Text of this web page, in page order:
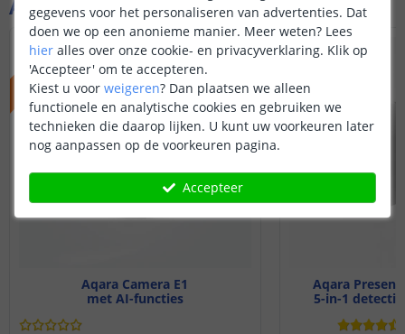
Aanvullende producten
ACTIEPRIJS
Aqara Camera E1
met AI-functies
Aqara
5-in-1
gegevens voor het personaliseren van advertenties. Dat
doen we op een anonieme manier. Meer weten? Lees
hier alles over onze cookie- en privacyverklaring. Klik op
'Accepteer' om te accepteren.
Kiest u voor weigeren? Dan plaatsen we alleen
functionele en analytische cookies en gebruiken we
technieken die daarop lijken. U kunt uw voorkeuren later
nog aanpassen op de voorkeuren pagina.
Accepteer